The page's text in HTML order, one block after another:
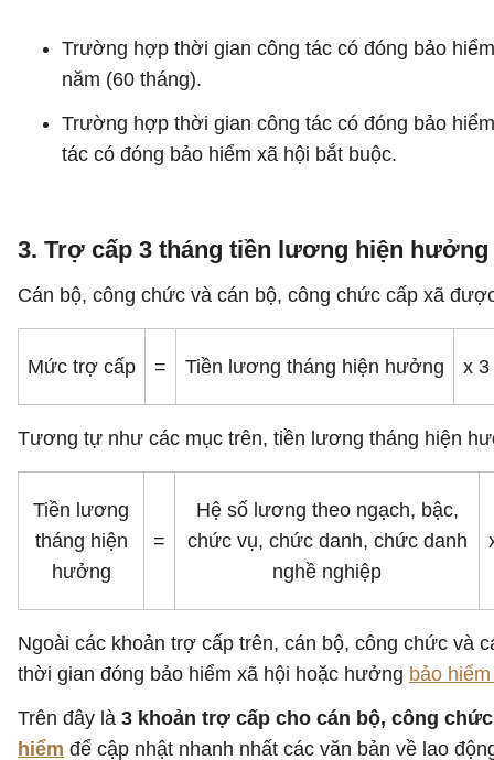
Trường hợp thời gian công tác có đóng bảo
năm (60 tháng).
Trường hợp thời gian công tác có đóng bảo
tác có đóng bảo hiểm xã hội bắt buộc.
3. Trợ cấp 3 tháng tiền lương hiện
Cán bộ, công chức và cán bộ, công chức cấp xã
Mức trợ cấp = Tiền lương tháng hiện hưởng x 3
Tương tự như các mục trên, tiền lương tháng hiện
Tiền lương
tháng hiện
hưởng
=
Hệ số lương theo ngạch, bậc,
chức vụ, chức danh, chức danh
nghề nghiệp
Ngoài các khoản trợ cấp trên, cán bộ, công chức và
thời gian đóng bảo hiểm xã hội hoặc hưởng bảo
Trên đây là 3 khoản trợ cấp cho cán bộ, công
hiểm để cập nhật nhanh nhất các văn bản về lao